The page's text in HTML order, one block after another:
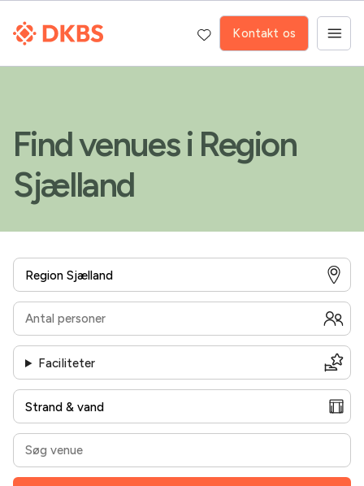
Kontakt os
Find venues i Region
Sjælland
Faciliteter